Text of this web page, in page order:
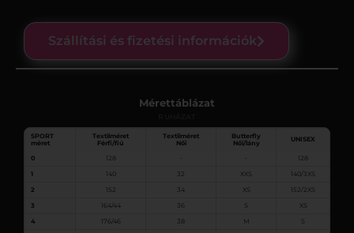
Szállítási és fizetési információk
Mérettáblázat
SPORT
méret
Textilméret
Férfi/fiú
Textilméret
Női
Butterfly
Női/lány
UNISEX
0 128
128
1
140 32 XXS
140/3XS
2
152 34 XS
152/2XS
3
164/44 36 S
XS
4
176/46 38 M
S